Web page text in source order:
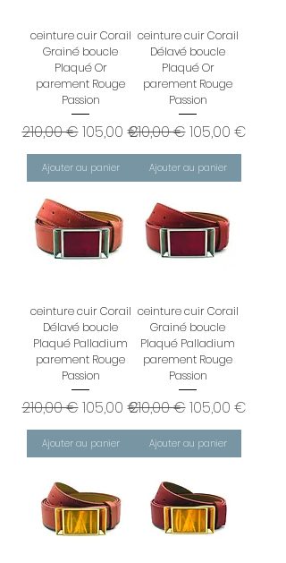
ceinture cuir Corail
Grainé boucle
Plaqué Or
parement Rouge
Passion
Prix original
210,00 €Prix promotionnel
105,00 €
Ajouter au panier
ceinture cuir Corail
Délavé boucle
Plaqué Or
parement Rouge
Passion
Prix original
210,00 €Prix
105,00 €
Ajouter au panier
ceinture cuir Corail
Délavé boucle
Plaqué Palladium
parement Rouge
Passion
Prix original
210,00 €Prix promotionnel
105,00 €
Ajouter au panier
ceinture cuir Corail
Grainé boucle
Plaqué Palladium
parement Rouge
Passion
Prix original
210,00 €Prix
105,00 €
Ajouter au panier